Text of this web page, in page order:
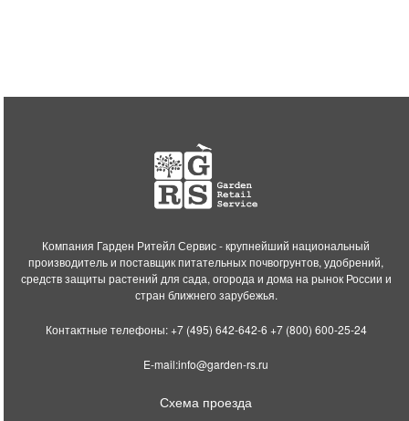
Компания Гарден Ритейл Сервис - крупнейший национальный
производитель и поставщик питательных почвогрунтов, удобрений,
средств защиты растений для сада, огорода и дома на рынок России и
стран ближнего зарубежья.
Контактные телефоны:+7 (495) 642-642-6 +7 (800) 600-25-24
E-mail:info@garden-rs.ru
Схема проезда